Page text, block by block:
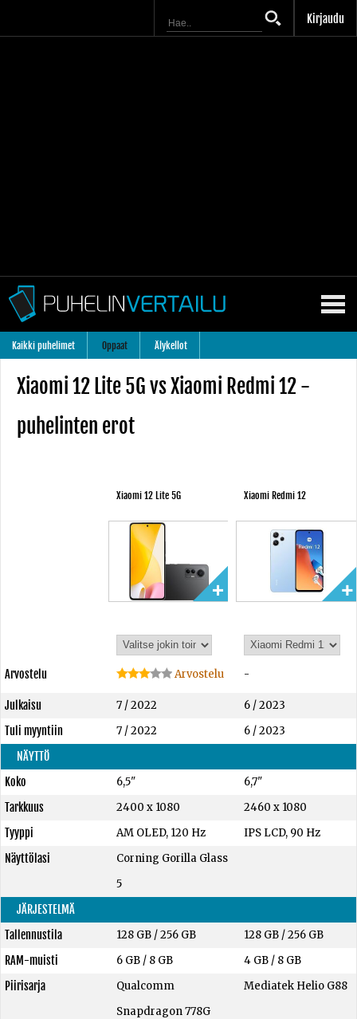
Kirjaudu
Kaikki puhelimet Oppaat Älykellot
Xiaomi 12 Lite 5G vs Xiaomi Redmi 12 -
puhelinten erot
Xiaomi 12 Lite 5G Xiaomi Redmi 12
Arvostelu Arvostelu -
Julkaisu 7 / 2022
6 / 2023
Tuli myyntiin
7 / 2022
6 / 2023
NÄYTTÖ
Koko
6,5"
6,7"
Tarkkuus
2400 x 1080
2460 x 1080
Tyyppi
AM OLED, 120 Hz
IPS LCD, 90 Hz
Näyttölasi
Corning Gorilla Glass
5
JÄRJESTELMÄ
Tallennustila
128 GB/256 GB 128 GB /256 GB
RAM-muisti
6 GB/ 8 GB 4 GB / 8 GB
Piirisarja
Qualcomm
Snapdragon 778G
Mediatek Helio G88